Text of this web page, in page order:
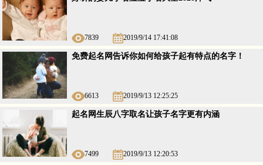
7839 2019/9/14 17:41:08
免费起名网告诉你如何给孩子起有特点的名字！
6613 2019/9/13 12:25:25
起名网生辰八字取名让孩子名字更有内涵
7499 2019/9/13 12:20:53